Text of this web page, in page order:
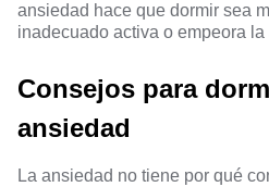
ansiedad hace que dormir sea
inadecuado activa o empeora la
Consejos para
ansiedad
La ansiedad no tiene por qué